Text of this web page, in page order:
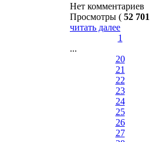
Нет комментариев
Просмотры ( 52 701
читать далее
1
...
20
21
22
23
24
25
26
27